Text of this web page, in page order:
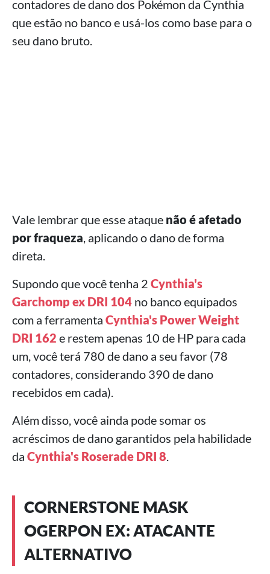
contadores de dano dos Pokémon da Cynthia
que estão no banco e usá-los como base para o
seu dano bruto.
Vale lembrar que esse ataque não é afetado
por fraqueza, aplicando o dano de forma
direta.
Supondo que você tenha 2 Cynthia's
Garchomp ex DRI 104 no banco equipados
com a ferramenta Cynthia's Power Weight
DRI 162 e restem apenas 10 de HP para cada
um, você terá 780 de dano a seu favor (78
contadores, considerando 390 de dano
recebidos em cada).
Além disso, você ainda pode somar os
acréscimos de dano garantidos pela habilidade
da Cynthia's Roserade DRI 8.
CORNERSTONE MASK
OGERPON EX: ATACANTE
ALTERNATIVO